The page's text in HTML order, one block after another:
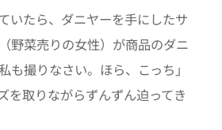
いたら、ダニヤーを手にしたサ
野菜売りの女性）が商品のダニ
も撮りなさい。ほら、こっち」
を取りながらずんずん迫ってき